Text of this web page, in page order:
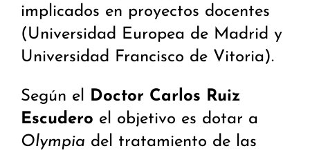
implicados en proyectos docentes
(Universidad Europea de Madrid y
Universidad Francisco de Vitoria).
Según el Doctor Carlos Ruiz
Escudero el objetivo es dotar a
Olympia del tratamiento de las